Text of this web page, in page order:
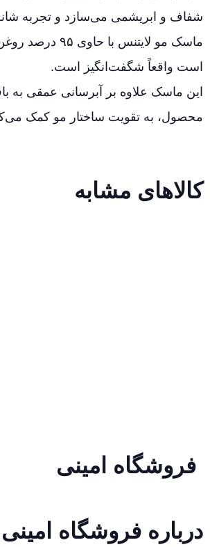
شفاف و ابریشمی می‌سازد و تجربه
ماسک مو
است واقعاً شگفت‌انگیز است.
این ماسک علاوه بر آبرسانی عمقی به
محصول، به تقویت ساختار مو کمک
کالاهای مشابه
فروشگاه امینی
درباره فروشگاه امینی